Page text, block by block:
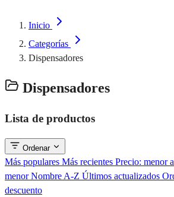
Inicio
Categorías
Dispensadores
Dispensadores
Lista de productos
Ordenar
Más populares Más recientes Precio: menor
menorNombre A-Z Últimos actualizados
descuento